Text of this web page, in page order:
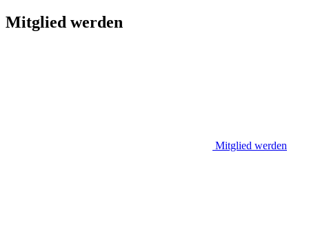
Mitglied werden
Mitglied werden